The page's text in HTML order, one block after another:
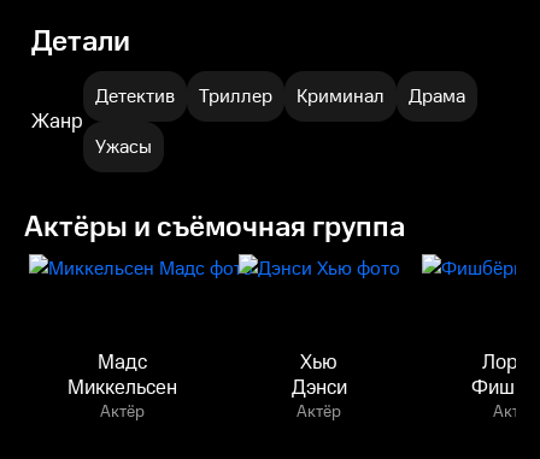
Детали
Жанр
Детектив Триллер Криминал
Драма
Ужасы
Актёры и съёмочная группа
Мадс
Миккельсен
Актёр
Хью
Дэнси
Актёр Актёр